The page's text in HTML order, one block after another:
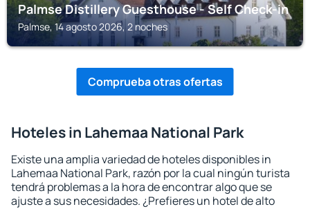
Palmse Distillery Guesthouse - Self Check-in
Palmse, 14 agosto 2026, 2 noches
Comprueba otras ofertas
Hoteles in Lahemaa National Park
Existe una amplia variedad de hoteles disponibles in
Lahemaa National Park, razón por la cual ningún turista
tendrá problemas a la hora de encontrar algo que se
ajuste a sus necesidades. ¿Prefieres un hotel de alto